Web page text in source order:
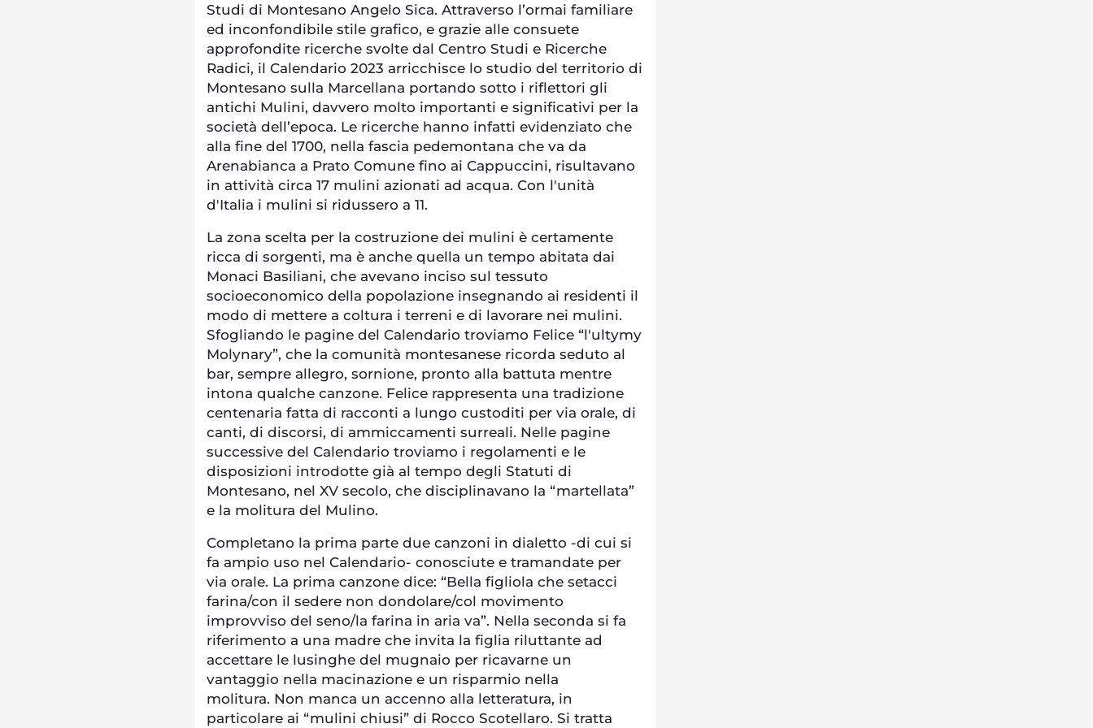
Studi di Montesano Angelo Sica. Attraverso l’ormai familiare
ed inconfondibile stile grafico, e grazie alle consuete
approfondite ricerche svolte dal Centro Studi e Ricerche
Radici, il Calendario 2023 arricchisce lo studio del territorio di
Montesano sulla Marcellana portando sotto i riflettori gli
antichi Mulini, davvero molto importanti e significativi per la
società dell’epoca. Le ricerche hanno infatti evidenziato che
alla fine del 1700, nella fascia pedemontana che va da
Arenabianca a Prato Comune fino ai Cappuccini, risultavano
in attività circa 17 mulini azionati ad acqua. Con l'unità
d'Italia i mulini si ridussero a 11.
La zona scelta per la costruzione dei mulini è certamente
ricca di sorgenti, ma è anche quella un tempo abitata dai
Monaci Basiliani, che avevano inciso sul tessuto
socioeconomico della popolazione insegnando ai residenti il
modo di mettere a coltura i terreni e di lavorare nei mulini.
Sfogliando le pagine del Calendario troviamo Felice “l'ultymy
Molynary”, che la comunità montesanese ricorda seduto al
bar, sempre allegro, sornione, pronto alla battuta mentre
intona qualche canzone. Felice rappresenta una tradizione
centenaria fatta di racconti a lungo custoditi per via orale, di
canti, di discorsi, di ammiccamenti surreali. Nelle pagine
successive del Calendario troviamo i regolamenti e le
disposizioni introdotte già al tempo degli Statuti di
Montesano, nel XV secolo, che disciplinavano la “martellata”
e la molitura del Mulino.
Completano la prima parte due canzoni in dialetto -di cui si
fa ampio uso nel Calendario- conosciute e tramandate per
via orale. La prima canzone dice: “Bella figliola che setacci
farina/con il sedere non dondolare/col movimento
improvviso del seno/la farina in aria va”. Nella seconda si fa
riferimento a una madre che invita la figlia riluttante ad
accettare le lusinghe del mugnaio per ricavarne un
vantaggio nella macinazione e un risparmio nella
molitura. Non manca un accenno alla letteratura, in
particolare ai “mulini chiusi” di Rocco Scotellaro. Si tratta